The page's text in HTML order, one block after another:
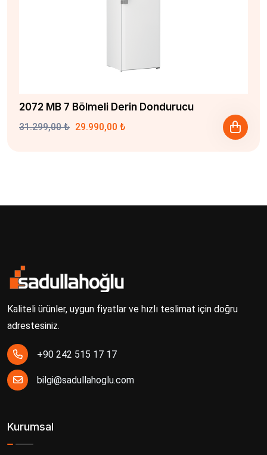
2072 MB 7 Bölmeli Derin Dondurucu
31.299,00 ₺ 29.990,00 ₺
Kaliteli ürünler, uygun fiyatlar ve hızlı teslimat için doğru
adrestesiniz.
+90 242 515 17 17
bilgi@sadullahoglu.com
Kurumsal